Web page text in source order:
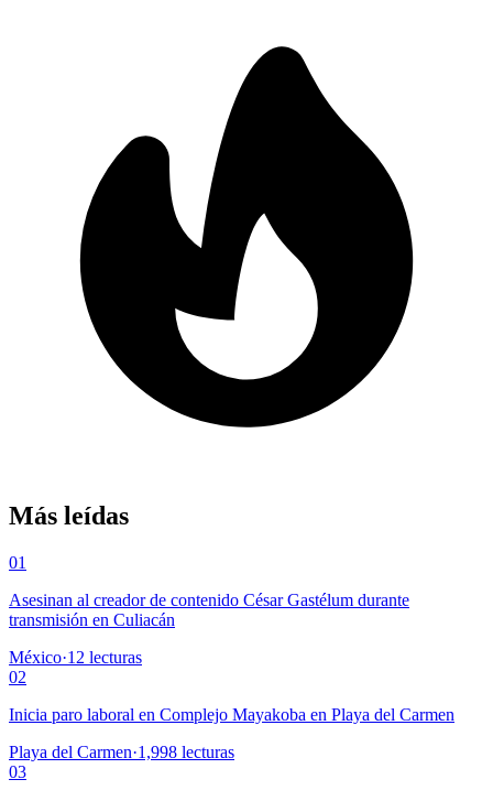
Más leídas
01
Asesinan al creador de contenido César Gastélum durante
transmisión en Culiacán
México·12 lecturas
02
Inicia paro laboral en Complejo Mayakoba en Playa del Carmen
Playa del Carmen·1,998 lecturas
03